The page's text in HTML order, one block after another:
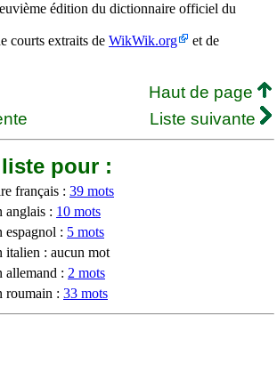
édition du dictionnaire officiel du
courts extraits de WikWik.org
et de
Haut de page
Liste suivante
pour :
français : 39 mots
anglais : 10 mots
espagnol : 5 mots
italien : aucun mot
allemand : 2 mots
roumain : 33 mots